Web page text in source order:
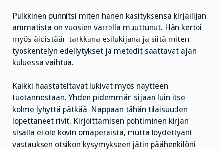
Pulkkinen punnitsi miten hänen käsityksensä kirjailijan
ammatista on vuosien varrella muuttunut. Hän kertoi
myös äidistään tarkkana esilukijana ja siitä miten
työskentelyn edellytykset ja metodit saattavat ajan
kuluessa vaihtua.
Kaikki haastateltavat lukivat myös näytteen
tuotannostaan. Yhden pidemmän sijaan luin itse
kolme lyhyttä pätkää. Nappaan tähän tilaisuuden
lopettaneet rivit. Kirjoittamisen pohtiminen kirjan
sisällä ei ole kovin omaperäistä, mutta löydettyäni
vastauksen otsikon kysymykseen jätin päähenkilöni